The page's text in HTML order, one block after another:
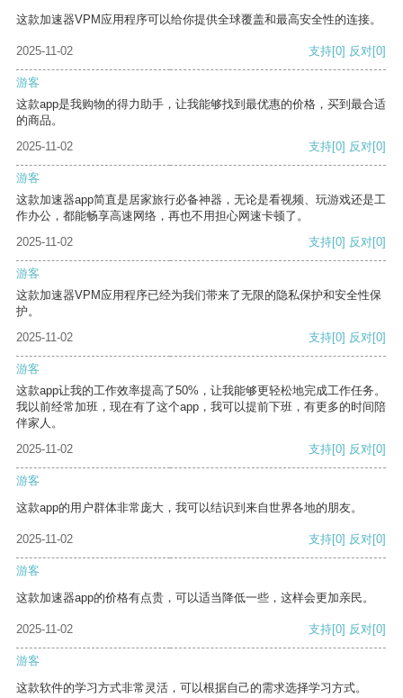
这款加速器VPM应用程序可以给你提供全球覆盖和最高安全性的连接。
2025-11-02 支持[0] 反对[0]
游客
这款app是我购物的得力助手，让我能够找到最优惠的价格，买到最合适
的商品。
2025-11-02
支持[0] 反对[0]
游客
这款加速器app简直是居家旅行必备神器，无论是看视频、玩游戏还是工
作办公，都能畅享高速网络，再也不用担心网速卡顿了。
2025-11-02
支持[0] 反对[0]
游客
这款加速器VPM应用程序已经为我们带来了无限的隐私保护和安全性保
护。
2025-11-02
支持[0] 反对[0]
游客
这款app让我的工作效率提高了50%，让我能够更轻松地完成工作任务。
我以前经常加班，现在有了这个app，我可以提前下班，有更多的时间陪
伴家人。
2025-11-02
支持[0] 反对[0]
游客
这款app的用户群体非常庞大，我可以结识到来自世界各地的朋友。
2025-11-02 支持[0] 反对[0]
游客
这款加速器app的价格有点贵，可以适当降低一些，这样会更加亲民。
2025-11-02 支持[0] 反对[0]
游客
这款软件的学习方式非常灵活，可以根据自己的需求选择学习方式。